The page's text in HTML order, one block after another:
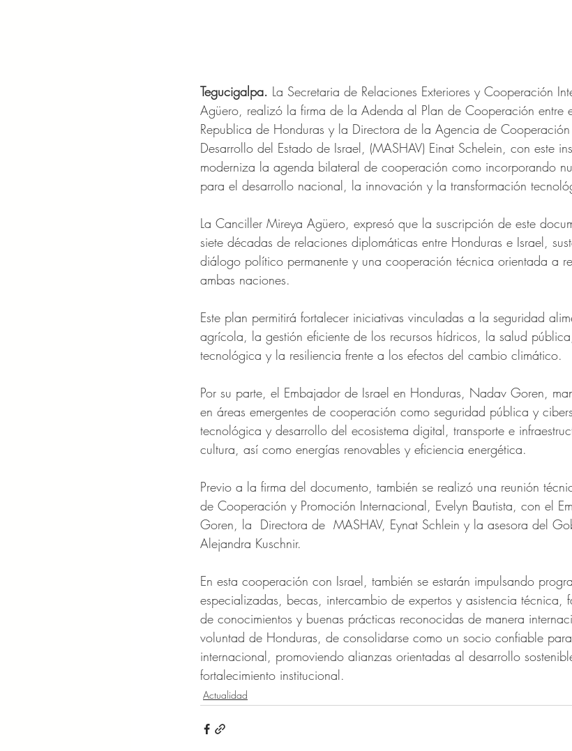
Tegucigalpa. La Secretaria de Relaciones Exteriores y Cooperación
Agüero, realizó la firma de la Adenda al Plan de Cooperación entre
Republica de Honduras y la Directora de la Agencia de
Desarrollo del Estado de Israel, (MASHAV) Einat Schelein, con este
moderniza la agenda bilateral de cooperación como incorporando
para el desarrollo nacional, la innovación y la transformación
La Canciller Mireya Agüero, expresó que la suscripción de este
siete décadas de relaciones diplomáticas entre Honduras e Israel,
diálogo político permanente y una cooperación técnica orientada a
ambas naciones.
Este plan permitirá fortalecer iniciativas vinculadas a la seguridad
agrícola, la gestión eficiente de los recursos hídricos, la salud
tecnológica y la resiliencia frente a los efectos del cambio climático.
Por su parte, el Embajador de Israel en Honduras, Nadav Goren,
en áreas emergentes de cooperación como seguridad pública y
tecnológica y desarrollo del ecosistema digital, transporte e
cultura, así como energías renovables y eficiencia energética.
Previo a la firma del documento, también se realizó una reunión
de Cooperación y Promoción Internacional, Evelyn Bautista, con el
Goren, la  Directora de  MASHAV, Eynat Schlein y la asesora del
Alejandra Kuschnir.
En esta cooperación con Israel, también se estarán impulsando
especializadas, becas, intercambio de expertos y asistencia técnica,
de conocimientos y buenas prácticas reconocidas de manera
voluntad de Honduras, de consolidarse como un socio confiable
internacional, promoviendo alianzas orientadas al desarrollo
fortalecimiento institucional.
Actualidad